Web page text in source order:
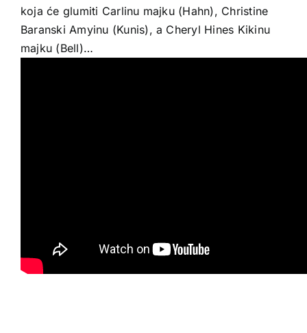
koja će glumiti Carlinu majku (Hahn), Christine
Baranski Amyinu (Kunis), a Cheryl Hines Kikinu
majku (Bell)…